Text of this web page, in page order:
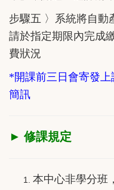
步驟五 〉系統將自動
請於指定期限內完成
費狀況
*開課前三日會寄發上
簡訊
► 修課規定
本中心非學分班